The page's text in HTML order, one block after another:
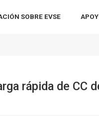
SOBRE EVSE
rápida de CC